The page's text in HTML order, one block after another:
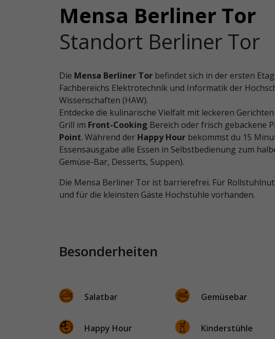
Standort Berliner Tor
Mensa Berliner Tor
Die Mensa Berliner Torbefindet sich in der ersten
Fachbereichs Elektrotechnik und Informatik der
Wissenschaften (HAW).
Entdecke die kulinarische Vielfalt mit leckeren
Grill im Front-Cooking Bereich oder frisch gebackene
Point. Während derHappy Hour bekommst du 15
Essensausgabe alle Essen in Selbstbedienung zum
Gemüse-Bar, Desserts, Suppen).
Die Mensa Berliner Tor ist barrierefrei. Für
und für die kleinsten Gäste Hochstühle vorhanden.
Besonderheiten
Salatbar Gemüsebar
Happy Hour Kinderstühle